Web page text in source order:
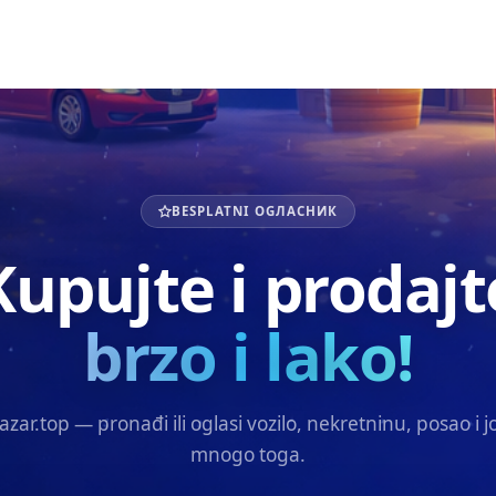
BESPLATNI OGЛАСНИК
i
brzo i lako!
— pronađi ili oglasi vozilo, nekretninu, posao i
mnogo toga.